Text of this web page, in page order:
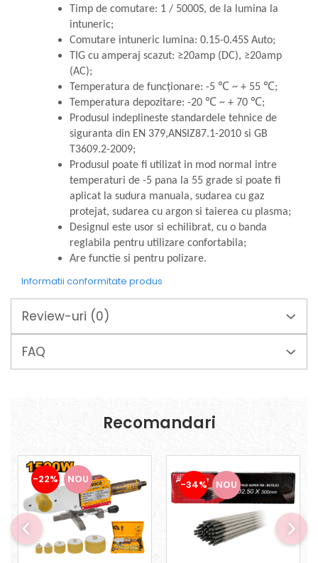
Testere electrice
Unelte multifuncționale
Vibratoare pentru beton
Scule manuale
Aparate de Tăiat Gresie
Briceag multifuncțional
Dălți pentru Lemn
Scule pentru Gresie și Sticlă
Scule pentru grădină
Suflantă frunze
Suporturi laptop
Tirbușoane și deschizătoare de
sticle
Trafalet
Trimmere
Motoforeze și Burghie de Pământ
Timp de comutare: 1 / 5000S, de la lumina la
intuneric;
Comutare intuneric lumina: 0.15-0.45S Auto;
TIG cu amperaj scazut: ≥20amp (DC), ≥20amp
(AC);
Temperatura de funcționare: -5 ℃ ~ + 55 ℃;
Temperatura depozitare: -20 ℃ ~ + 70 ℃;
Produsul indeplineste standardele tehnice de
siguranta din EN 379,ANSIZ87.1-2010 si GB
T3609.2-2009;
Produsul poate fi utilizat in mod normal intre
temperaturi de -5 pana la 55 grade si poate fi
aplicat la sudura manuala, sudarea cu gaz
protejat, sudarea cu argon si taierea cu plasma;
Designul este usor si echilibrat, cu o banda
reglabila pentru utilizare confortabila;
Are functie si pentru polizare.
Informatii conformitate produs
Review-uri (0)
FAQ
Recomandari
-22% NOU -34% NOU